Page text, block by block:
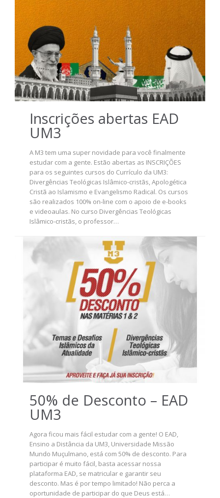
Inscrições abertas EAD
UM3
A M3 tem uma super novidade para você finalmente
estudar com a gente. Estão abertas as INSCRIÇÕES
para os seguintes cursos do Currículo da UM3:
Divergências Teológicas Islâmico-cristãs, Apologética
Cristã ao Islamismo e Evangelismo Radical. Os cursos
são realizados 100% on-line com o apoio de e-books
e videoaulas. No curso Divergências Teológicas
Islâmico-cristãs, o professor…
50% de Desconto – EAD
UM3
Agora ficou mais fácil estudar com a gente! O EAD,
Ensino a Distância da UM3, Universidade Missão
Mundo Muçulmano, está com 50% de desconto. Para
participar é muito fácil, basta acessar nossa
plataforma EAD, se matricular e garantir seu
desconto. Mas é por tempo limitado! Não perca a
oportunidade de participar do que Deus está…